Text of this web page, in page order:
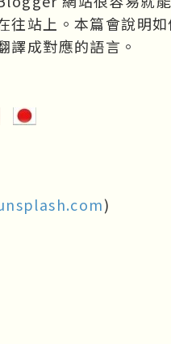
往站上。本篇會說明
譯成對應的語言。